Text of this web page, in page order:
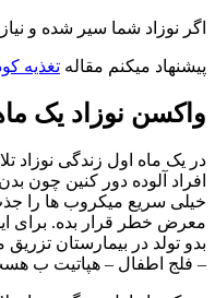
نوزاد شما سیر شده و نیاز
میکنم مقالهتغذیه
نوزاد یک
یک ماه اول زندگی نوزاد
آلوده دور کنین چون
سریع میکروب ها را
خطر قرار بده. برای
تولد در بیمارستان
فلج اطفال – هپاتیت ب